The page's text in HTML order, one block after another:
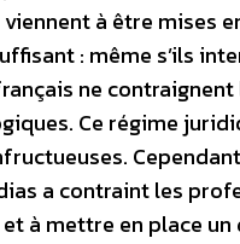
à être mises
: même s’ils
ne
Ce régime
a contraint les
à mettre en place